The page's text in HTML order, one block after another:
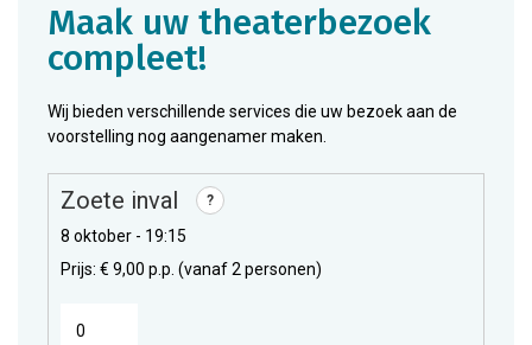
maak uw theaterbezoek
compleet!
Wij bieden verschillende services die uw bezoek aan de
voorstelling nog aangenamer maken.
Zoete inval ?
8 oktober - 19:15
Prijs: € 9,00 p.p. (vanaf 2 personen)